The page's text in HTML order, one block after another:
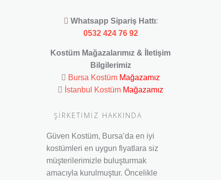
Whatsapp Sipariş Hattı:
0532 424 76 92
Kostüm Mağazalarımız & İletişim
Bilgilerimiz
Bursa Kostüm Mağazamız
İstanbul Kostüm Mağazamız
ŞİRKETİMİZ HAKKINDA
Güven Kostüm, Bursa’da en iyi
kostümleri en uygun fiyatlara siz
müşterilerimizle buluşturmak
amacıyla kurulmuştur. Öncelikle